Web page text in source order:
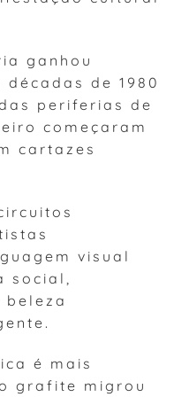
ganhou
de 1980
periferias de
começaram
cartazes
visual
social,
é mais
grafite migrou